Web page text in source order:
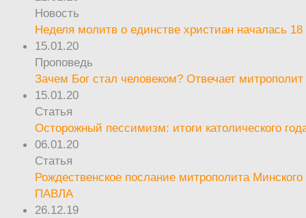
Новость
Неделя молитв о единстве христиан началась 18
15.01.20
Проповедь
Зачем Бог стал человеком? Отвечает
15.01.20
Статья
Осторожный пессимизм: итоги католического
06.01.20
Статья
Рождественское послание митрополита Минского
ПАВЛА
26.12.19